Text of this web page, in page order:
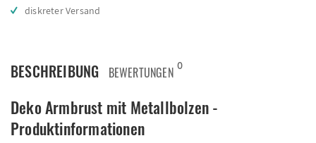
diskreter Versand
BESCHREIBUNG BEWERTUNGEN 0
Deko Armbrust mit Metallbolzen -
Produktinformationen